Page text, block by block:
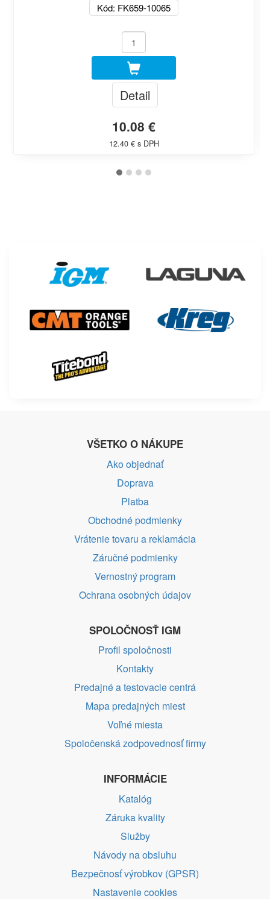
Kód: FK659-10065
Detail
10.08 €
12.40 € s DPH
VŠETKO O NÁKUPE
Ako objednať
Doprava
Platba
Obchodné podmienky
Vrátenie tovaru a reklamácia
Záručné podmienky
Vernostný program
Ochrana osobných údajov
SPOLOČNOSŤ IGM
Profil spoločnosti
Kontakty
Predajné a testovacie centrá
Mapa predajných miest
Voľné miesta
Spoločenská zodpovednosť firmy
INFORMÁCIE
Katalóg
Záruka kvality
Služby
Návody na obsluhu
Bezpečnosť výrobkov (GPSR)
Nastavenie cookies